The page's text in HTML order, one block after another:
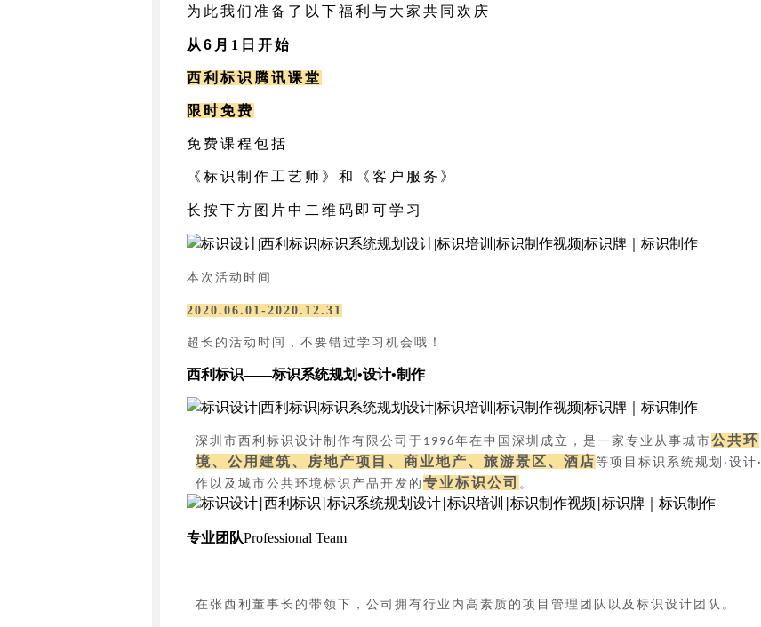
为此我们准备了以下福利与大家共同欢庆
从 6 月 1 日开始
西利标识腾讯课堂
限时免费
免费课程包括
《标识制作工艺师》和《客户服务》
长按下方图片中二维码即可学习
本次活动时间
2020.06.01-2020.12.31
超长的活动时间，不要错过学习机会哦！
西利标识——标识系统规划•设计•制作
深圳市西利标识设计制作有限公司于 1996年在中国深圳成立，是一家专业从事城市公共环
境、公用建筑、房地产项目、商业地产、旅游景区、酒店等项目标识系统规划 · 设计 ·
作以及城市公共环境标识产品开发的 专业标识公司 。
专业团队Professional Team
在张西利董事长的带领下，公司拥有行业内高素质的项目管理团队以及标识设计团队。